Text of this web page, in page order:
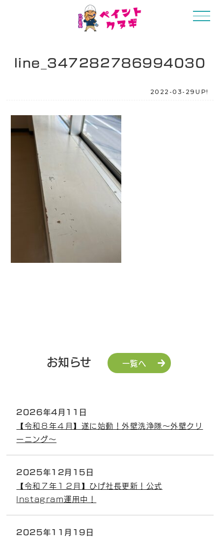
line_347282786994030
2022-03-29UP!
お知らせ 一覧へ
2026年4月11日
【令和８年４月】遂に始動！外壁洗浄隊～外壁クリ
ーニング～
2025年12月15日
【令和７年１２月】ひげ社長更新！公式
Instagram運用中！
2025年11月19日